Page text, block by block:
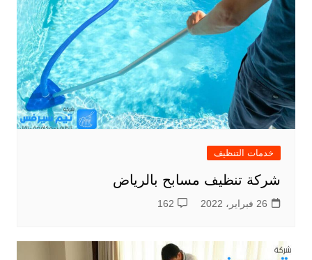
خدمات التنظيف
شركة تنظيف مسابح بالرياض
26 فبراير، 2022 162